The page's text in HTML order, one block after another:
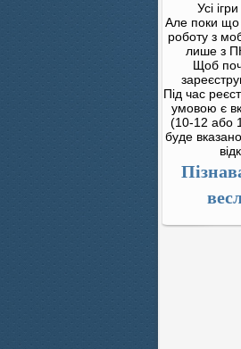
Усі
Але поки що
роботу з
лише з
Щоб
Під час
умовою є
(10-12 або
буде